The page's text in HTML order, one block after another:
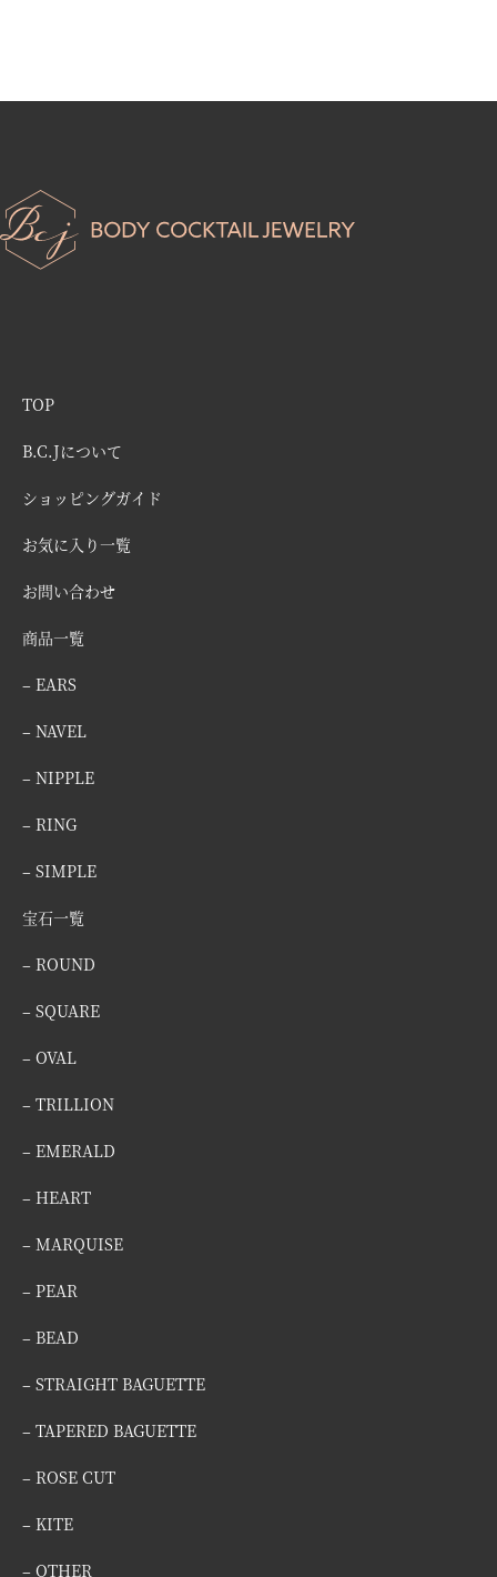
TOP
B.C.Jについて
ショッピングガイド
お気に入り一覧
お問い合わせ
商品一覧
– EARS
– NAVEL
– NIPPLE
– RING
– SIMPLE
宝石一覧
– ROUND
– SQUARE
– OVAL
– TRILLION
– EMERALD
– HEART
– MARQUISE
– PEAR
– BEAD
– STRAIGHT BAGUETTE
– TAPERED BAGUETTE
– ROSE CUT
– KITE
– OTHER